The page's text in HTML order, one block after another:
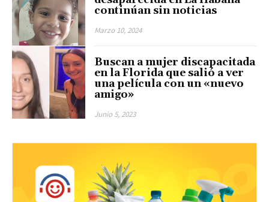
continúan sin noticias
Marzo 10, 2024
Buscan a mujer discapacitada
en la Florida que salió a ver
una película con un «nuevo
amigo»
Junio 5, 2023